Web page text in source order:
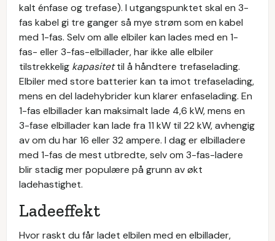
kalt énfase og trefase). I utgangspunktet skal en 3-
fas kabel gi tre ganger så mye strøm som en kabel
med 1-fas. Selv om alle elbiler kan lades med en 1-
fas- eller 3-fas-elbillader, har ikke alle elbiler
tilstrekkelig kapasitettil å håndtere trefaselading.
Elbiler med store batterier kan ta imot trefaselading,
mens en del ladehybrider kun klarer enfaselading. En
1-fas elbillader kan maksimalt lade 4,6 kW, mens en
3-fase elbillader kan lade fra 11 kW til 22 kW, avhengig
av om du har 16 eller 32 ampere. I dag er elbilladere
med 1-fas de mest utbredte, selv om 3-fas-ladere
blir stadig mer populære på grunn av økt
ladehastighet.
Ladeeffekt
Hvor raskt du får ladet elbilen med en elbillader,